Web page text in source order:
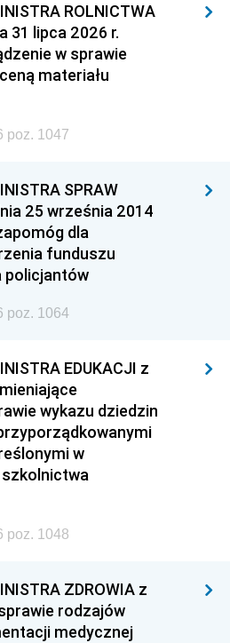
ROLNICTWA
31 lipca 2026 r.
w sprawie
materiału
poz. 1047
SPRAW
25 września 2014
dla
funduszu
policjantów
poz. 1064
EDUKACJI z
wykazu dziedzin
w
poz. 1048
ZDROWIA z
rodzajów
medycznej